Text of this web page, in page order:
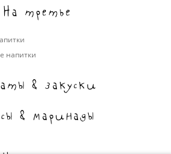
На третье
напитки
& закуски
& маринады